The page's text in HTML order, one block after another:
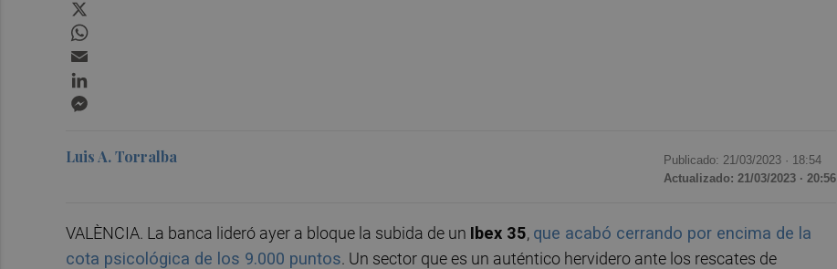
Luis A. Torralba Publicado: 21/03/2023 · 18:54
Actualizado: 21/03/2023 · 20:56
VALÈNCIA. La banca lideró ayer a bloque la subida de un Ibex 35, que acabó cerrando por encima de la
cota psicológica de los 9.000 puntos. Un sector que es un auténtico hervidero ante los rescates de